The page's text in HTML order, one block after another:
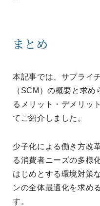
まとめ
本記事では、サプライ
（SCM）の概要と求
るメリット・デメリッ
てご紹介しました。
少子化による働き方改
る消費者ニーズの多様
はじめとする環境対策
ンの全体最適化を求め
す。